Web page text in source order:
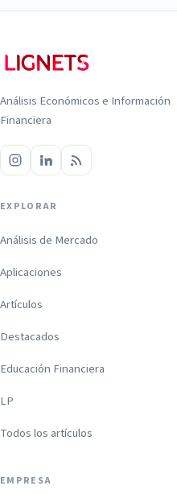
Análisis Económicos e Información
Financiera
EXPLORAR
Análisis de Mercado
Aplicaciones
Artículos
Destacados
Educación Financiera
LP
Todos los artículos
EMPRESA